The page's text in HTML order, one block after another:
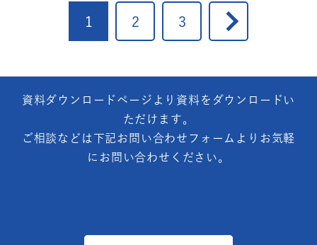
1 2 3
資料ダウンロードページより資料をダウンロードい
ただけます。
ご相談などは下記お問い合わせフォームよりお気軽
にお問い合わせください。